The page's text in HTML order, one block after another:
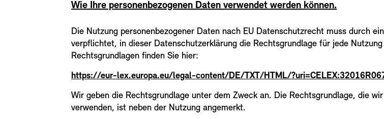
Wie Ihre personenbezogenen Daten verwendet werden können.
Die Nutzung personenbezogener Daten nach EU Datenschutzrecht muss durch
verpflichtet, in dieser Datenschutzerklärung die Rechtsgrundlage für jede
Rechtsgrundlagen finden Sie hier:
https://eur-lex.europa.eu/legal-content/DE/TXT/HTML/
Wir geben die Rechtsgrundlage unter dem Zweck an. Die Rechtsgrundlage, die
verwenden, ist neben der Nutzung angemerkt.